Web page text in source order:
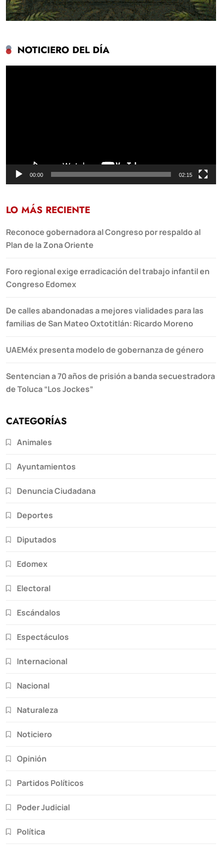
NOTICIERO DEL DÍA
00:00 02:15
LO MÁS RECIENTE
Reconoce gobernadora al Congreso por respaldo al
Plan de la Zona Oriente
Foro regional exige erradicación del trabajo infantil en
Congreso Edomex
De calles abandonadas a mejores vialidades para las
familias de San Mateo Oxtotitlán: Ricardo Moreno
UAEMéx presenta modelo de gobernanza de género
Sentencian a 70 años de prisión a banda secuestradora
de Toluca “Los Jockes”
CATEGORÍAS
Animales
Ayuntamientos
Denuncia Ciudadana
Deportes
Diputados
Edomex
Electoral
Escándalos
Espectáculos
Internacional
Nacional
Naturaleza
Noticiero
Opinión
Partidos Políticos
Poder Judicial
Política